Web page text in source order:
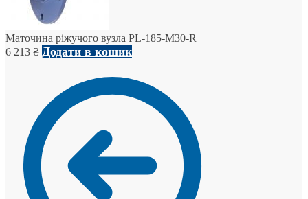
Маточина ріжучого вузла PL-185-M30-R
6 213 ₴ Додати в кошик